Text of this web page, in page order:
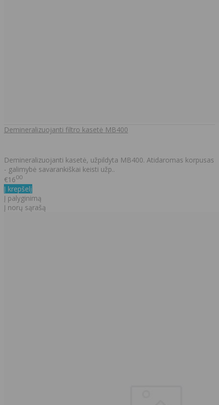
Demineralizuojanti filtro kasetė MB400
Demineralizuojanti kasetė, užpildyta MB400. Atidaromas korpusas
- galimybė savarankiškai keisti užp..
€1600
Į krepšelį
Į palyginimą
Į norų sąrašą